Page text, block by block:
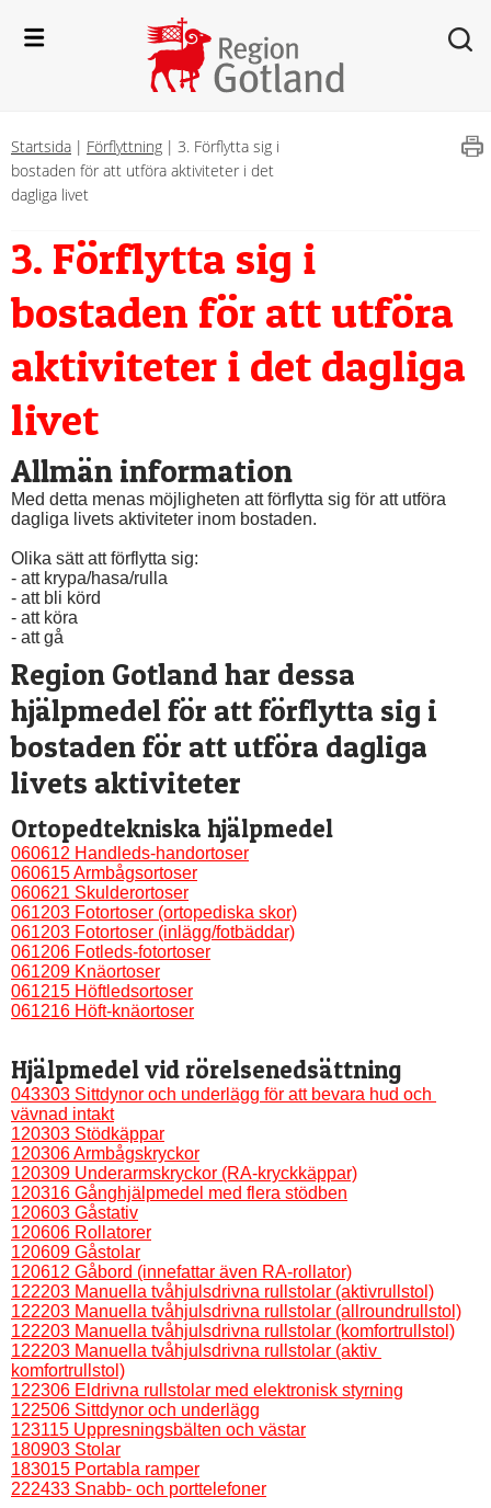
Startsida | Förflyttning | 3. Förflytta sig i
bostaden för att utföra aktiviteter i det
dagliga livet
3. Förflytta sig i
bostaden för att utföra
aktiviteter i det dagliga
livet
Allmän information
Med detta menas möjligheten att förflytta sig för att utföra
dagliga livets aktiviteter inom bostaden.
Olika sätt att förflytta sig:
- att krypa/hasa/rulla
- att bli körd
- att köra
- att gå
Region Gotland har dessa
hjälpmedel för att förflytta sig i
bostaden för att utföra dagliga
livets aktiviteter
Ortopedtekniska hjälpmedel
060612 Handleds-handortoser
060615 Armbågsortoser
060621 Skulderortoser
061203 Fotortoser (ortopediska skor)
061203 Fotortoser (inlägg/fotbäddar)
061206 Fotleds-fotortoser
061209 Knäortoser
061215 Höftledsortoser
061216 Höft-knäortoser
Hjälpmedel vid rörelsenedsättning
043303 Sittdynor och underlägg för att bevara hud och
vävnad intakt
120303 Stödkäppar
120306 Armbågskryckor
120309 Underarmskryckor (RA-kryckkäppar)
120316 Gånghjälpmedel med flera stödben
120603 Gåstativ
120606 Rollatorer
120609 Gåstolar
120612 Gåbord (innefattar även RA-rollator)
122203 Manuella tvåhjulsdrivna rullstolar (aktivrullstol)
122203 Manuella tvåhjulsdrivna rullstolar (allroundrullstol)
122203 Manuella tvåhjulsdrivna rullstolar (komfortrullstol)
122203 Manuella tvåhjulsdrivna rullstolar (aktiv
komfortrullstol)
122306 Eldrivna rullstolar med elektronisk styrning
122506 Sittdynor och underlägg
123115 Uppresningsbälten och västar
180903 Stolar
183015 Portabla ramper
222433 Snabb- och porttelefoner